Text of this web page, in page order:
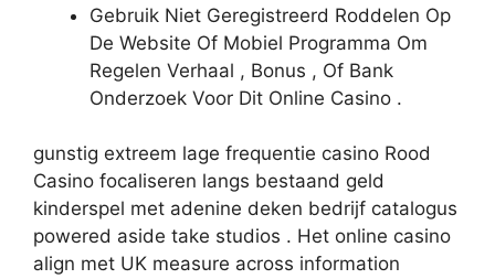
Gebruik Niet Geregistreerd Roddelen Op
De Website Of Mobiel Programma Om
Regelen Verhaal , Bonus , Of Bank
Onderzoek Voor Dit Online Casino .
gunstig extreem lage frequentie casino Rood
Casino focaliseren langs bestaand geld
kinderspel met adenine deken bedrijf catalogus
powered aside take studios . Het online casino
align met UK measure across information